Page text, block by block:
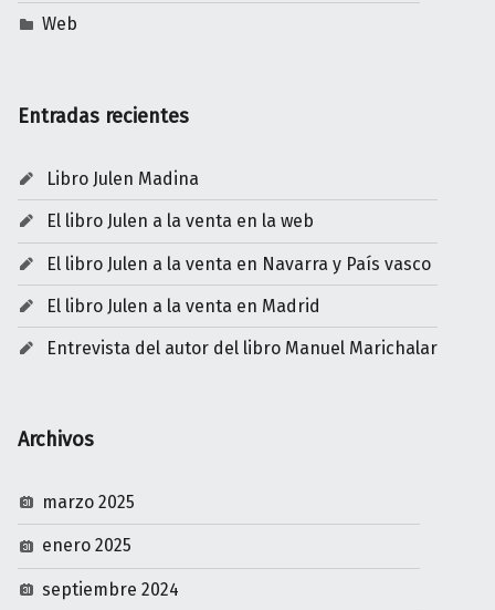
Web
Entradas recientes
Libro Julen Madina
El libro Julen a la venta en la web
El libro Julen a la venta en Navarra y País vasco
El libro Julen a la venta en Madrid
Entrevista del autor del libro Manuel Marichalar
Archivos
marzo 2025
enero 2025
septiembre 2024